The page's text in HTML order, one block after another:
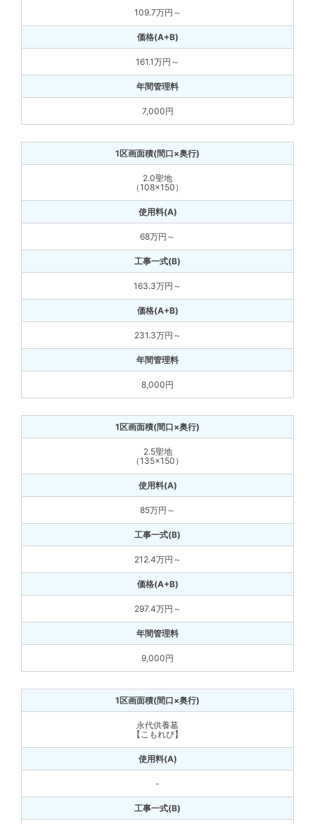
109.7万円～
161.1万円～
7,000円
2.0聖地
（108×150）
68万円～
163.3万円～
231.3万円～
8,000円
2.5聖地
（135×150）
85万円～
212.4万円～
297.4万円～
9,000円
永代供養墓
【こもれび】
-